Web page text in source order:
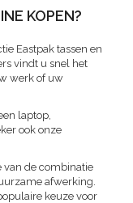
KOPEN?
Eastpak tassen en
vindt u snel het
werk of uw
laptop,
ook onze
van de combinatie
afwerking.
keuze voor